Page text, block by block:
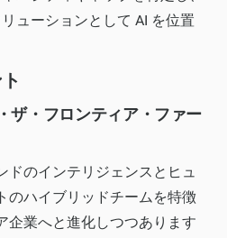
ューションとして AI を位置
ザ・フロンティア・ファー
ドのインテリジェンスとヒュ
のハイブリッドチームを特徴
企業へと進化しつつあります